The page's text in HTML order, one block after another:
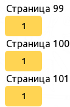
Страница 99
1
Страница 100
1
Страница 101
1